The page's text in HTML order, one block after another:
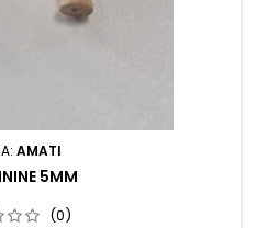
AMATI
5MM
(0)